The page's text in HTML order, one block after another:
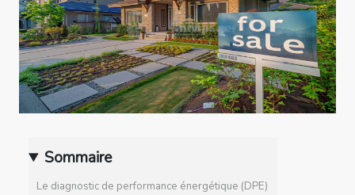
Sommaire
Le diagnostic de performance énergétique (DPE)